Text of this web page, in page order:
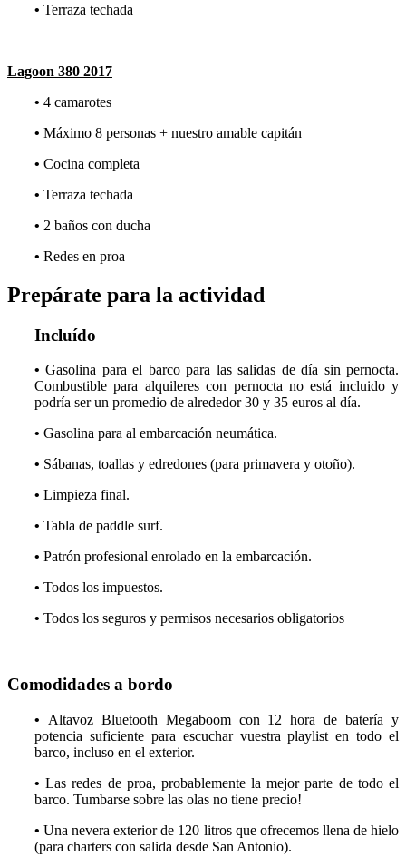
• Terraza techada
Lagoon 380 2017
• 4 camarotes
• Máximo 8 personas + nuestro amable capitán
• Cocina completa
• Terraza techada
• 2 baños con ducha
• Redes en proa
Prepárate para la actividad
Incluído
•Gasolina para el barco para las salidas de día sin pernocta.
Combustible para alquileres con pernocta no está incluido y
podría ser un promedio de alrededor 30 y 35 euros al día.
• Gasolina para al embarcación neumática.
• Sábanas, toallas y edredones (para primavera y otoño).
• Limpieza final.
• Tabla de paddle surf.
• Patrón profesional enrolado en la embarcación.
• Todos los impuestos.
• Todos los seguros y permisos necesarios obligatorios
Comodidades a bordo
• Altavoz Bluetooth Megaboom con 12 hora de batería y
potencia suficiente para escuchar vuestra playlist en todo el
barco, incluso en el exterior.
•Las redes de proa, probablemente la mejor parte de todo el
barco. Tumbarse sobre las olas no tiene precio!
•Una nevera exterior de 120 litros que ofrecemos llena de hielo
(para charters con salida desde San Antonio).